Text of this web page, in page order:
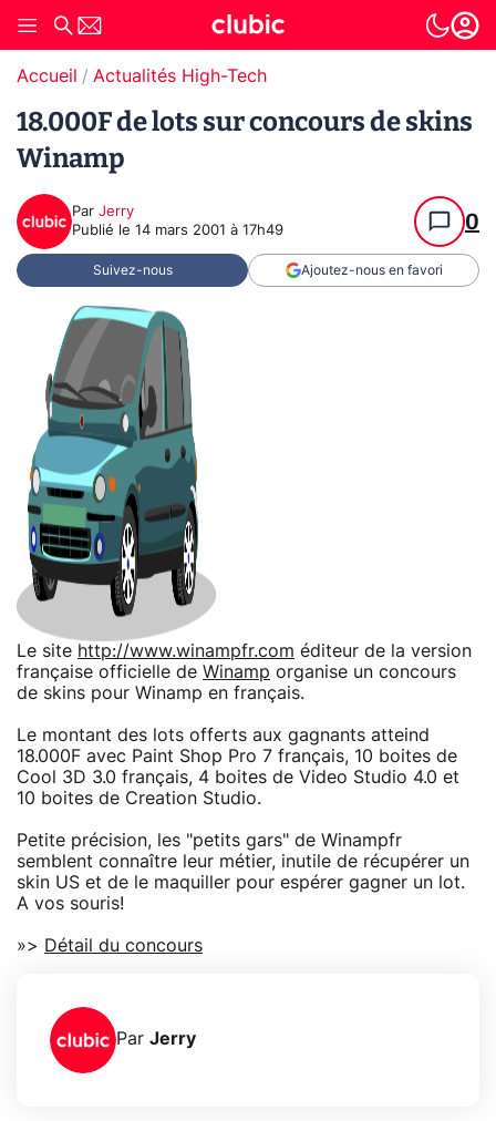
Accueil Actualités High-Tech
18.000F de lots sur concours de skins
Winamp
Par Jerry
Publié le 14 mars 2001 à 17h49 0
Suivez-nous Ajoutez-nous en favori
Le site http://www.winampfr.com éditeur de la version
française officielle de Winamp organise un concours
de skins pour Winamp en français.
Le montant des lots offerts aux gagnants atteind
18.000F avec Paint Shop Pro 7 français, 10 boites de
Cool 3D 3.0 français, 4 boites de Video Studio 4.0 et
10 boites de Creation Studio.
Petite précision, les "petits gars" de Winampfr
semblent connaître leur métier, inutile de récupérer un
skin US et de le maquiller pour espérer gagner un lot.
A vos souris!
»> Détail du concours
Par Jerry